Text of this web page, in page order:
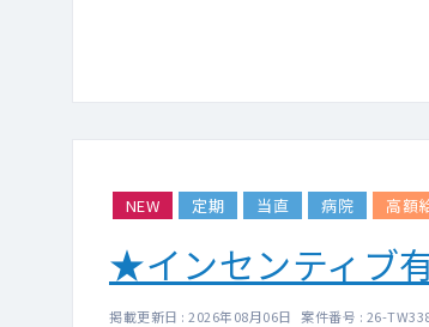
NEW 定期 当直 病院 高額
★インセンティブ
掲載更新日 : 2026年08月06日 案件番号 : 26-